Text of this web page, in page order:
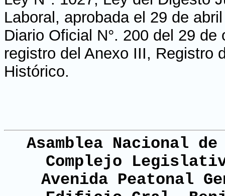
Laboral, aprobada el 29 de
Diario Oficial N°. 200 del 29
registro del Anexo III, Registro
Histórico.
Asamblea Nacional
Complejo
Avenida Peatonal